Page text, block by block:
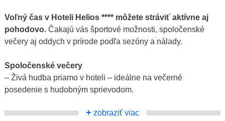
Voľný čas v Hoteli Helios **** môžete stráviť aktívne aj
pohodovo. Čakajú vás športové možnosti, spoločenské
večery aj oddych v prírode podľa sezóny a nálady.
Spoločenské večery
– Živá hudba priamo v hoteli – ideálne na večerné
posedenie s hudobným sprievodom.
+ zobraziť viac